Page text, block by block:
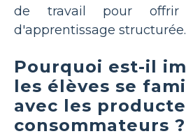
de travail pour offrir
d'apprentissage structurée.
Pourquoi est-il
les élèves se
avec les
consommateurs ?